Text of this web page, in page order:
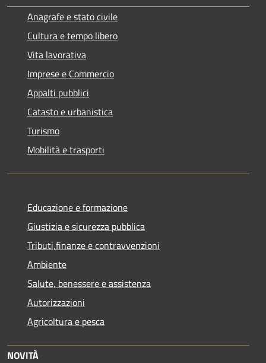
Anagrafe e stato civile
Cultura e tempo libero
Vita lavorativa
Imprese e Commercio
Appalti pubblici
Catasto e urbanistica
Turismo
Mobilità e trasporti
Educazione e formazione
Giustizia e sicurezza pubblica
Tributi,finanze e contravvenzioni
Ambiente
Salute, benessere e assistenza
Autorizzazioni
Agricoltura e pesca
NOVITÀ